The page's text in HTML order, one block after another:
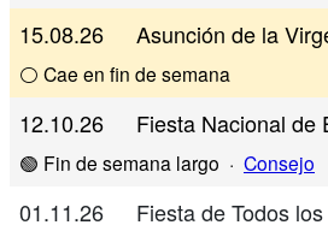
15.08.26 Asunción de la
⚪ Cae en fin de semana
12.10.26 Fiesta Nacional de
🟢 Fin de semana largo · Consejo
01.11.26 Fiesta de Todos